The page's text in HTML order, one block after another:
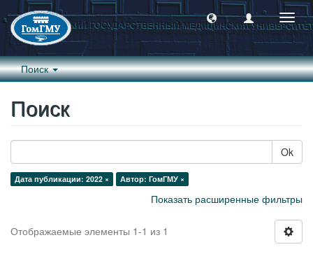
Поиск
Поиск
Ok
Дата публикации: 2022 × Автор: ГомГМУ ×
Показать расширенные фильтры
Отображаемые элементы 1-1 из 1